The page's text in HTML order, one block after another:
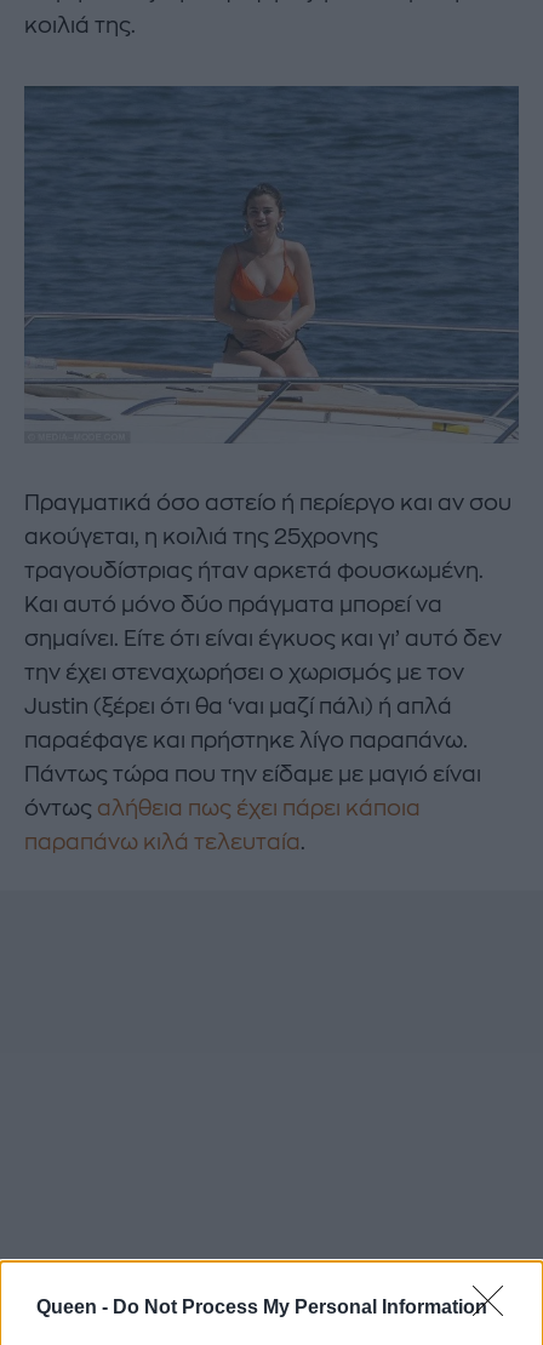
Queen - Do Not Process My Personal Information
κοιλιά της.
Πραγματικά όσο αστείο ή περίεργο και αν σου
ακούγεται, η κοιλιά της 25χρονης
τραγουδίστριας ήταν αρκετά φουσκωμένη.
Και αυτό μόνο δύο πράγματα μπορεί να
σημαίνει. Είτε ότι είναι έγκυος και γι’ αυτό δεν
την έχει στεναχωρήσει ο χωρισμός με τον
Justin (ξέρει ότι θα ‘ναι μαζί πάλι) ή απλά
παραέφαγε και πρήστηκε λίγο παραπάνω.
Πάντως τώρα που την είδαμε με μαγιό είναι
όντως αλήθεια πως έχει πάρει κάποια
παραπάνω κιλά τελευταία.